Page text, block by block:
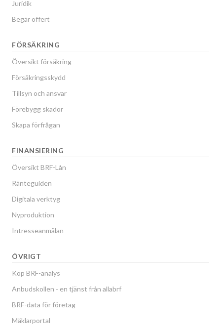
Juridik
Begär offert
FÖRSÄKRING
Översikt försäkring
Försäkringsskydd
Tillsyn och ansvar
Förebygg skador
Skapa förfrågan
FINANSIERING
Översikt BRF-Lån
Ränteguiden
Digitala verktyg
Nyproduktion
Intresseanmälan
ÖVRIGT
Köp BRF-analys
Anbudskollen - en tjänst från allabrf
BRF-data för företag
Mäklarportal